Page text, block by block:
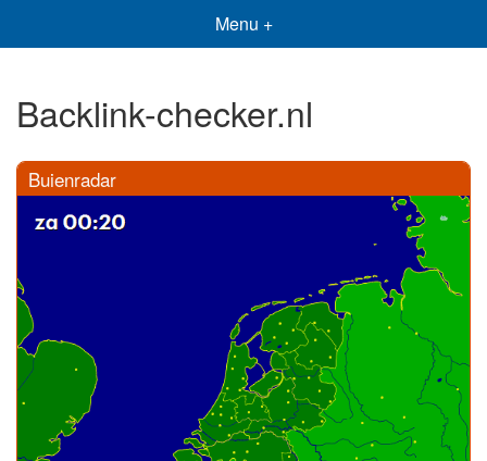
Menu +
Backlink-checker.nl
Buienradar